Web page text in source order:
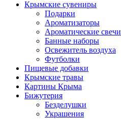
Крымские сувениры
Подарки
Ароматизаторы
Ароматические свечи
Банные наборы
Освежитель воздуха
Футболки
Пищевые добавки
Крымские травы
Картины Крыма
Бижутерия
Безделушки
Украшения